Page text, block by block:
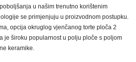
u našim trenutno korištenim
se primjenjuju u proizvodnom postupku.
opcija okruglog vjenčanog torte ploča 2
je široku popularnost u polju ploče s poljom
keramike.